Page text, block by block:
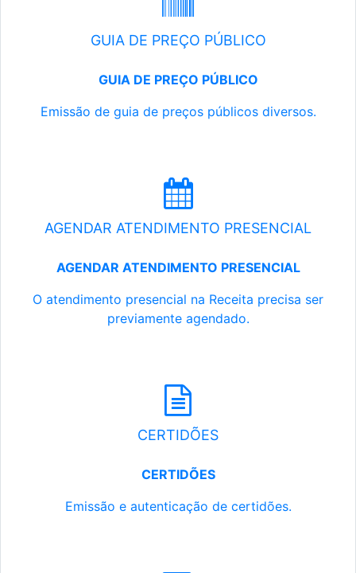
GUIA DE PREÇO PÚBLICO
GUIA DE PREÇO PÚBLICO
Emissão de guia de preços públicos diversos.
AGENDAR ATENDIMENTO PRESENCIAL
AGENDAR ATENDIMENTO PRESENCIAL
O atendimento presencial na Receita precisa ser
previamente agendado.
CERTIDÕES
CERTIDÕES
Emissão e autenticação de certidões.